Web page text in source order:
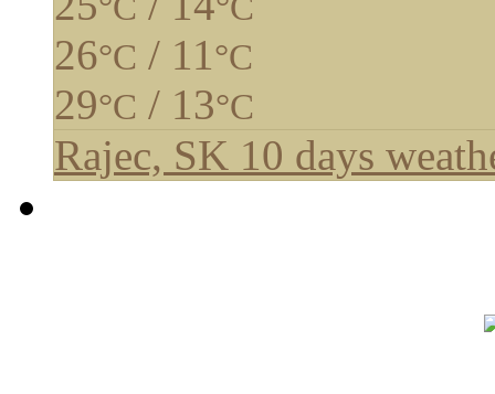
26°C / 11°C
29°C / 13°C
Rajec, SK 10 days